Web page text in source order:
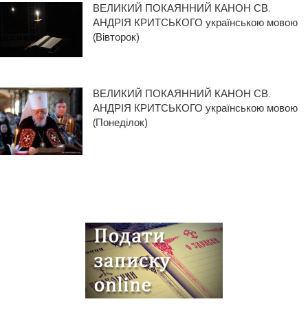
ВЕЛИКИЙ ПОКАЯННИЙ КАНОН СВ.
АНДРІЯ КРИТСЬКОГО українською мовою
(Вівторок)
ВЕЛИКИЙ ПОКАЯННИЙ КАНОН СВ.
АНДРІЯ КРИТСЬКОГО українською мовою
(Понеділок)